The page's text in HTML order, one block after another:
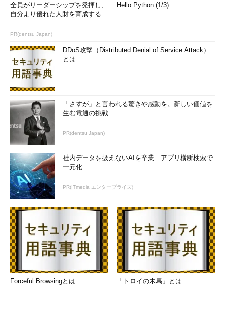
全員がリーダーシップを発揮し、
自分より優れた人財を育成する
PR(dentsu Japan)
Hello Python (1/3)
DDoS攻撃（Distributed Denial of Service Attack）
とは
「さすが」と言われる驚きや感動を。新しい価値を
生む電通の挑戦
PR(dentsu Japan)
社内データを扱えないAIを卒業 アプリ横断検索で
一元化
PR(ITmedia エンタープライズ)
Forceful Browsingとは 「トロイの木馬」とは